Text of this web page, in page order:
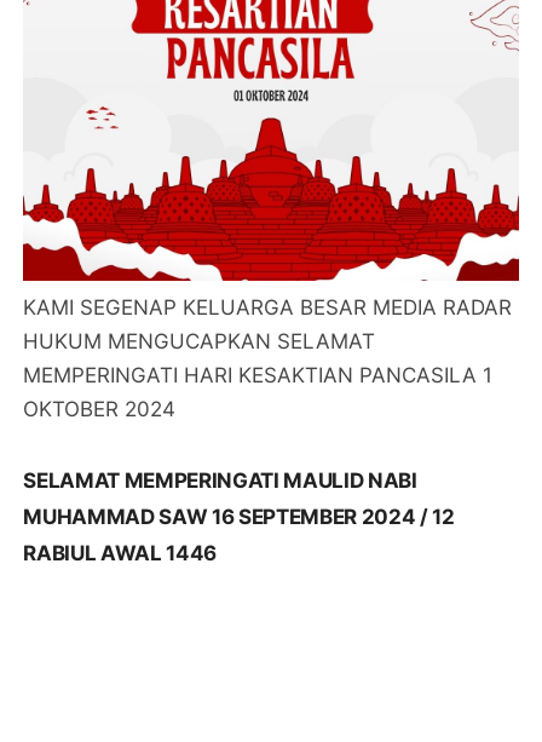
KAMI SEGENAP KELUARGA BESAR MEDIA RADAR
HUKUM MENGUCAPKAN SELAMAT
MEMPERINGATI HARI KESAKTIAN PANCASILA 1
OKTOBER 2024
SELAMAT MEMPERINGATI MAULID NABI
MUHAMMAD SAW 16 SEPTEMBER 2024 / 12
RABIUL AWAL 1446